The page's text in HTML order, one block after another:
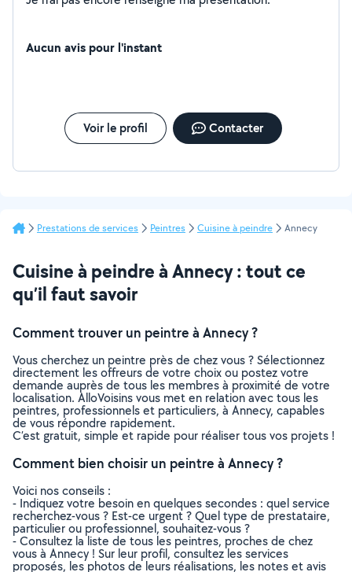
Aucun avis pour l'instant
Voir le profil Contacter
Prestations de services Peintres Cuisine à peindre Annecy
Cuisine à peindre à Annecy : tout ce
qu’il faut savoir
Comment trouver un peintre à Annecy ?
Vous cherchez un peintre près de chez vous ? Sélectionnez
directement les offreurs de votre choix ou postez votre
demande auprès de tous les membres à proximité de votre
localisation. AlloVoisins vous met en relation avec tous les
peintres, professionnels et particuliers, à Annecy, capables
de vous répondre rapidement.
C’est gratuit, simple et rapide pour réaliser tous vos projets !
Comment bien choisir un peintre à Annecy ?
Voici nos conseils :
- Indiquez votre besoin en quelques secondes : quel service
recherchez-vous ? Est-ce urgent ? Quel type de prestataire,
particulier ou professionnel, souhaitez-vous ?
- Consultez la liste de tous les peintres, proches de chez
vous à Annecy ! Sur leur profil, consultez les services
proposés, les photos de leurs réalisations, les notes et avis